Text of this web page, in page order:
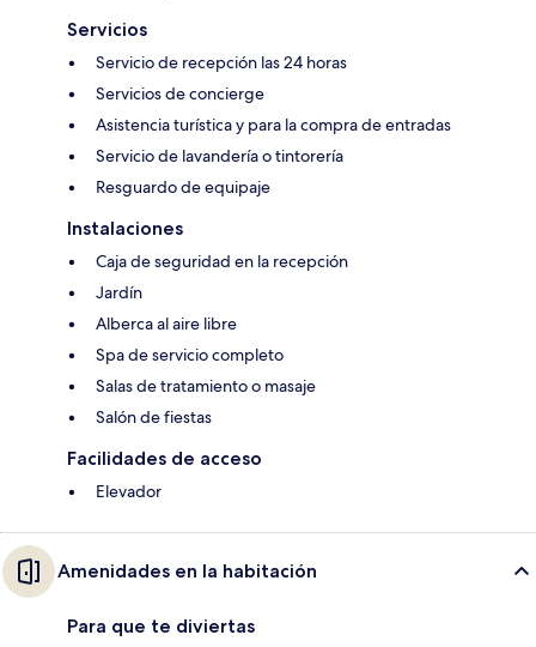
Servicios
Servicio de recepción las 24 horas
Servicios de concierge
Asistencia turística y para la compra de entradas
Servicio de lavandería o tintorería
Resguardo de equipaje
Instalaciones
Caja de seguridad en la recepción
Jardín
Alberca al aire libre
Spa de servicio completo
Salas de tratamiento o masaje
Salón de fiestas
Facilidades de acceso
Elevador
Amenidades en la habitación
Para que te diviertas